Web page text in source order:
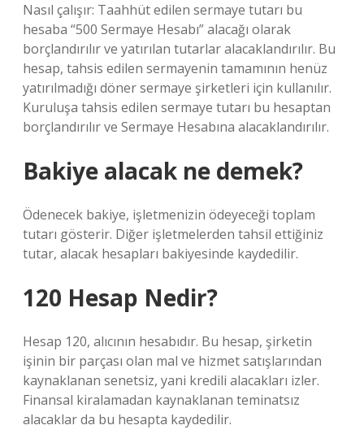
Nasıl çalışır: Taahhüt edilen sermaye tutarı bu
hesaba “500 Sermaye Hesabı” alacağı olarak
borçlandırılır ve yatırılan tutarlar alacaklandırılır. Bu
hesap, tahsis edilen sermayenin tamamının henüz
yatırılmadığı döner sermaye şirketleri için kullanılır.
Kuruluşa tahsis edilen sermaye tutarı bu hesaptan
borçlandırılır ve Sermaye Hesabına alacaklandırılır.
Bakiye alacak ne demek?
Ödenecek bakiye, işletmenizin ödeyeceği toplam
tutarı gösterir. Diğer işletmelerden tahsil ettiğiniz
tutar, alacak hesapları bakiyesinde kaydedilir.
120 Hesap Nedir?
Hesap 120, alıcının hesabıdır. Bu hesap, şirketin
işinin bir parçası olan mal ve hizmet satışlarından
kaynaklanan senetsiz, yani kredili alacakları izler.
Finansal kiralamadan kaynaklanan teminatsız
alacaklar da bu hesapta kaydedilir.